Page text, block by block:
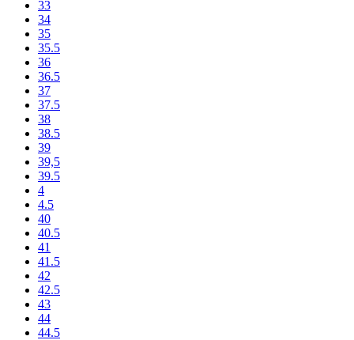
33
34
35
35.5
36
36.5
37
37.5
38
38.5
39
39,5
39.5
4
4.5
40
40.5
41
41.5
42
42.5
43
44
44.5